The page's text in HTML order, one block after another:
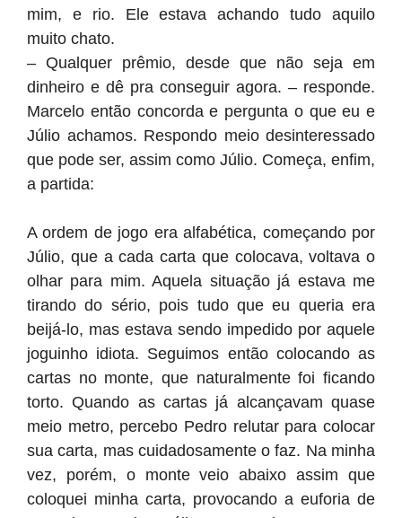
mim, e rio. Ele estava achando tudo aquilo
muito chato.
– Qualquer prêmio, desde que não seja em
dinheiro e dê pra conseguir agora. – responde.
Marcelo então concorda e pergunta o que eu e
Júlio achamos. Respondo meio desinteressado
que pode ser, assim como Júlio. Começa, enfim,
a partida:
A ordem de jogo era alfabética, começando por
Júlio, que a cada carta que colocava, voltava o
olhar para mim. Aquela situação já estava me
tirando do sério, pois tudo que eu queria era
beijá-lo, mas estava sendo impedido por aquele
joguinho idiota. Seguimos então colocando as
cartas no monte, que naturalmente foi ficando
torto. Quando as cartas já alcançavam quase
meio metro, percebo Pedro relutar para colocar
sua carta, mas cuidadosamente o faz. Na minha
vez, porém, o monte veio abaixo assim que
coloquei minha carta, provocando a euforia de